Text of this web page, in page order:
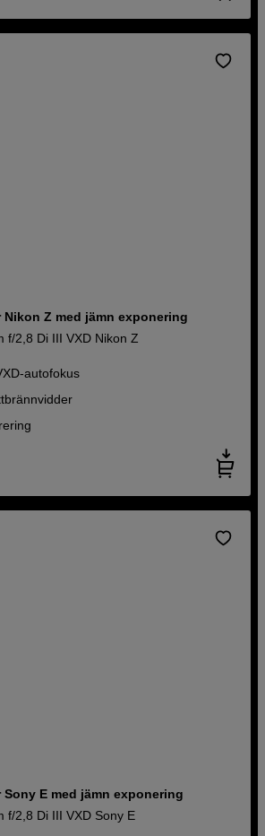
Z med jämn exponering
f/2,8 Di III VXD Nikon Z
autofokus
E med jämn exponering
f/2,8 Di III VXD Sony E